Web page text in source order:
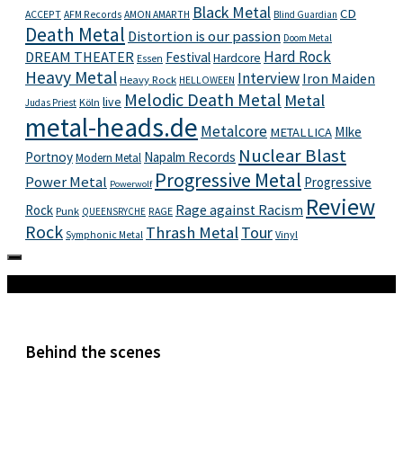
ACCEPT AFM Records AMON AMARTH Black Metal Blind Guardian CD
Death Metal Distortion is our passion Doom Metal
DREAM THEATER Essen FestivalHardcore Hard Rock
Heavy Metal Heavy Rock HELLOWEEN Interview Iron Maiden
Judas Priest Köln live Melodic Death Metal Metal
metal-heads.de Metalcore METALLICA MIke
PortnoyModern Metal Napalm Records Nuclear Blast
Power Metal Powerwolf Progressive Metal Progressive
Rock Punk QUEENSRYCHE RAGE Rage against Racism Review
Rock Symphonic Metal Thrash MetalTour Vinyl
Behind the scenes